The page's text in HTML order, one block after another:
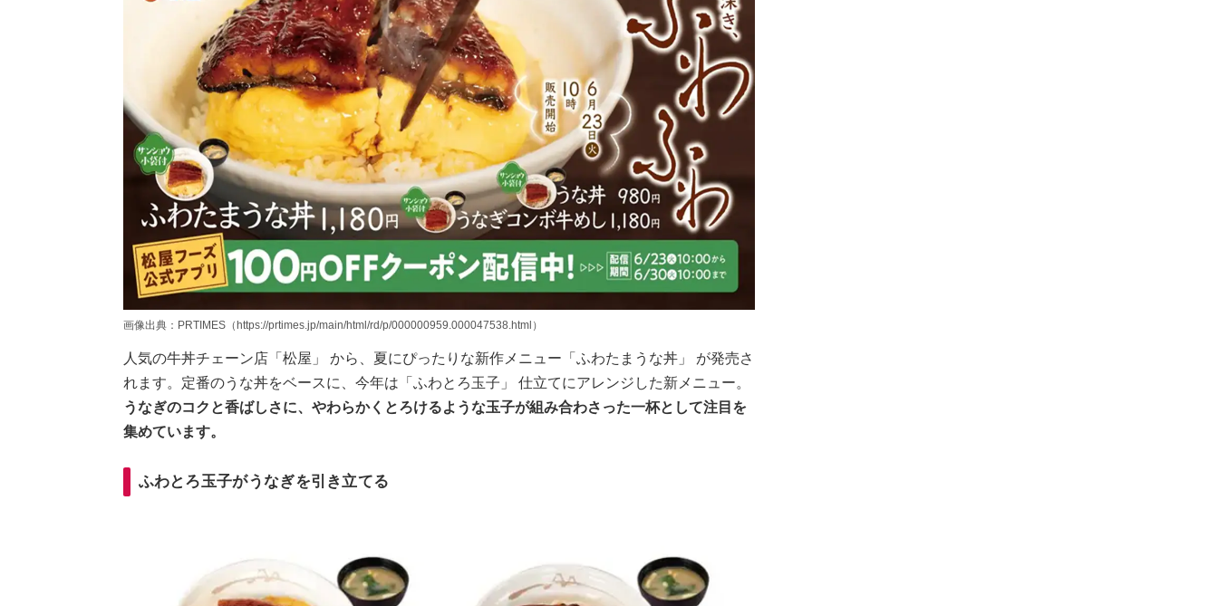
画像出典：PRTIMES（https://prtimes.jp/main/html/rd/p/000000959.000047538.html）
人気の牛丼チェーン店「松屋」 から、夏にぴったりな新作メニュー「ふわたまうな丼」 が発売さ
れます。定番のうな丼をベースに、今年は「ふわとろ玉子」 仕立てにアレンジした新メニュー。
うなぎのコクと香ばしさに、やわらかくとろけるような玉子が組み合わさった一杯として注目を
集めています。
ふわとろ玉子がうなぎを引き立てる